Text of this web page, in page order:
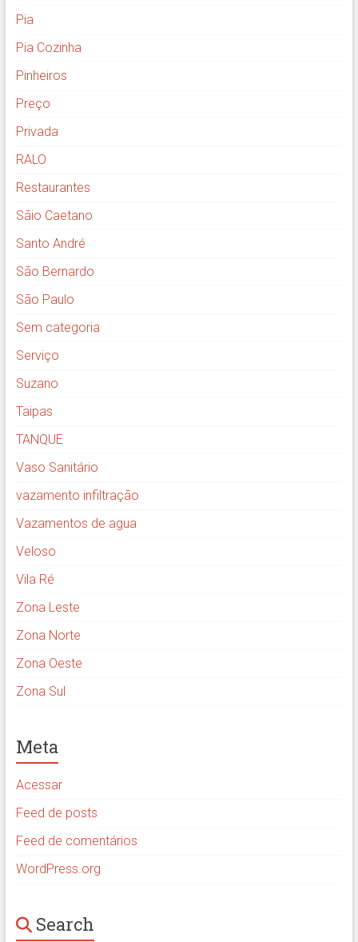
Pia
Pia Cozinha
Pinheiros
Preço
Privada
RALO
Restaurantes
Sãio Caetano
Santo André
São Bernardo
São Paulo
Sem categoria
Serviço
Suzano
Taipas
TANQUE
Vaso Sanitário
vazamento infiltração
Vazamentos de agua
Veloso
Vila Ré
Zona Leste
Zona Norte
Zona Oeste
Zona Sul
Meta
Acessar
Feed de posts
Feed de comentários
WordPress.org
Search